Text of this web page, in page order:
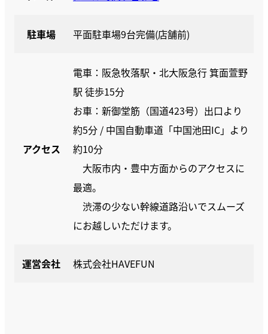
駐車場 平面駐車場9台完備(店舗前)
アクセス
電車：阪急牧落駅・北大阪急行 箕面萱野
駅 徒歩15分
お車：新御堂筋（国道423号）出口より
約5分 / 中国自動車道「中国池田IC」より
約10分
大阪市内・豊中方面からのアクセスに
最適。
渋滞の少ない幹線道路沿いでスムーズ
にお越しいただけます。
運営会社 株式会社HAVEFUN